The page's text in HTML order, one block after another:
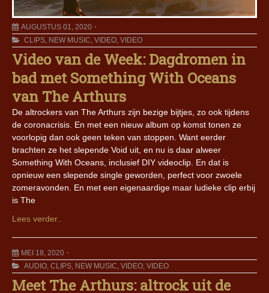
AUGUSTUS 01, 2020
CLIPS, NEW MUSIC, VIDEO, VIDEO
Video van de Week: Dagdromen in
bad met Something With Oceans
van The Arthurs
De altrockers van The Arthurs zijn bezige bijtjes, zo ook tijdens
de coronacrisis. En met een nieuw album op komst tonen ze
voorlopig dan ook geen teken van stoppen. Want eerder
brachten ze het slepende Void uit, en nu is daar alweer
Something With Oceans, inclusief DIY videoclip. En dat is
opnieuw een slepende single geworden, perfect voor zwoele
zomeravonden. En met een eigenaardige maar ludieke clip erbij
is The
Lees verder..
MEI 18, 2020
AUDIO, CLIPS, NEW MUSIC, VIDEO, VIDEO
Meet The Arthurs: altrock uit de